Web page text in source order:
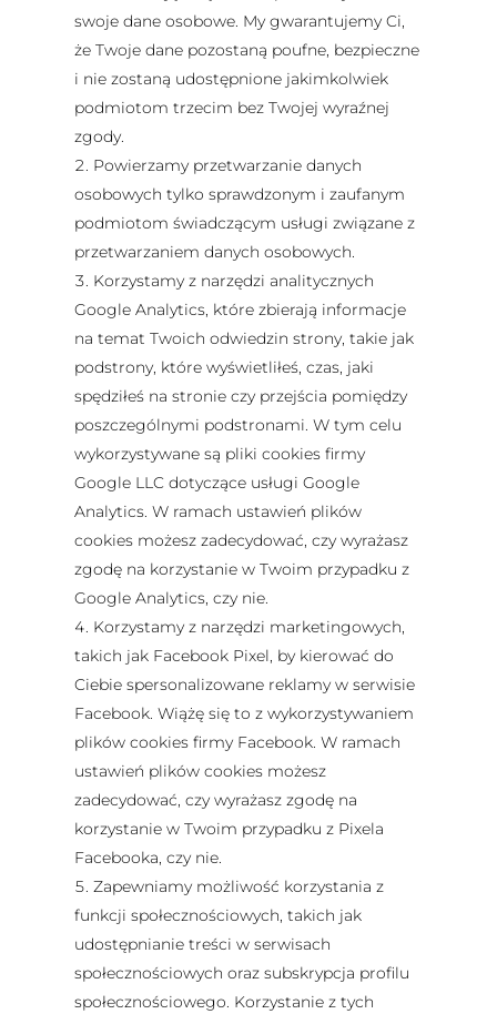
swoje dane osobowe. My gwarantujemy Ci,
że Twoje dane pozostaną poufne, bezpieczne
i nie zostaną udostępnione jakimkolwiek
podmiotom trzecim bez Twojej wyraźnej
zgody.
Powierzamy przetwarzanie danych
osobowych tylko sprawdzonym i zaufanym
podmiotom świadczącym usługi związane z
przetwarzaniem danych osobowych.
Korzystamy z narzędzi analitycznych
Google Analytics, które zbierają informacje
na temat Twoich odwiedzin strony, takie jak
podstrony, które wyświetliłeś, czas, jaki
spędziłeś na stronie czy przejścia pomiędzy
poszczególnymi podstronami. W tym celu
wykorzystywane są pliki cookies firmy
Google LLC dotyczące usługi Google
Analytics. W ramach ustawień plików
cookies możesz zadecydować, czy wyrażasz
zgodę na korzystanie w Twoim przypadku z
Google Analytics, czy nie.
Korzystamy z narzędzi marketingowych,
takich jak Facebook Pixel, by kierować do
Ciebie spersonalizowane reklamy w serwisie
Facebook. Wiążę się to z wykorzystywaniem
plików cookies firmy Facebook. W ramach
ustawień plików cookies możesz
zadecydować, czy wyrażasz zgodę na
korzystanie w Twoim przypadku z Pixela
Facebooka, czy nie.
Zapewniamy możliwość korzystania z
funkcji społecznościowych, takich jak
udostępnianie treści w serwisach
społecznościowych oraz subskrypcja profilu
społecznościowego. Korzystanie z tych